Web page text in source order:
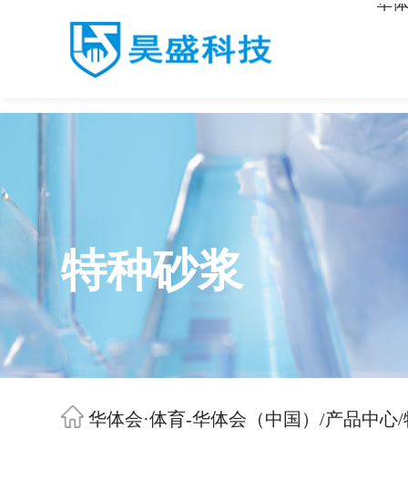
华
特种砂浆
华体会·体育-华体会（中国）/产品中心/